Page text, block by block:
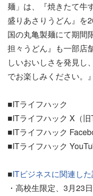
麺」は、『焼きたて牛
盛りあさりうどん』を
国の丸亀製麺にて期間
担々うどん』も一部店
しいおいしさを発見し
でお楽しみください。』
■ITライフハック
■ITライフハック X（旧
■ITライフハック
■ITライフハック
■ITビジネスに関連し
・高校生限定、3月23